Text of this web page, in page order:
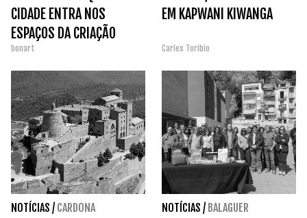
CIDADE ENTRA NOS
ESPAÇOS DA CRIAÇÃO
bonart
EM KAPWANI KIWANGA
Carles Toribio
NOTÍCIAS / CARDONA NOTÍCIAS / BALAGUER